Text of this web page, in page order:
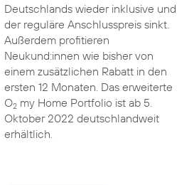
Deutschlands wieder inklusive und
der reguläre Anschlusspreis sinkt.
Außerdem profitieren
Neukund:innen wie bisher von
einem zusätzlichen Rabatt in den
ersten 12 Monaten. Das erweiterte
O2my Home Portfolio ist ab 5.
Oktober 2022 deutschlandweit
erhältlich.